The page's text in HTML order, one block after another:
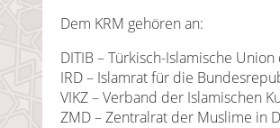
Dem KRM gehören an:
DITIB – Türkisch-Islamische
IRD – Islamrat für die
VIKZ – Verband der Islamischen
ZMD – Zentralrat der Muslime in